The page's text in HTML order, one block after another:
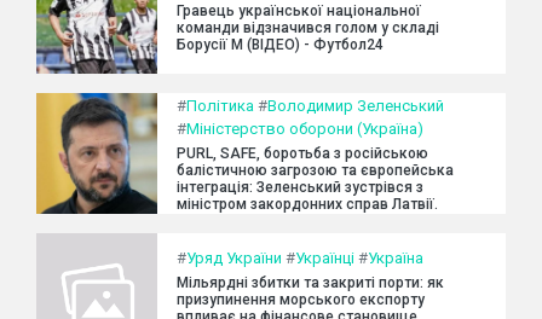
Гравець української національної
команди відзначився голом у складі
Борусії М (ВІДЕО) - Футбол24
#Політика #Володимир Зеленський
#Міністерство оборони (Україна)
PURL, SAFE, боротьба з російською
балістичною загрозою та європейська
інтеграція: Зеленський зустрівся з
міністром закордонних справ Латвії.
#Уряд України #Українці #Україна
Мільярдні збитки та закриті порти: як
призупинення морського експорту